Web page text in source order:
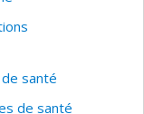
santé
de santé